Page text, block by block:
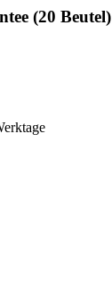
(20 Beutel)